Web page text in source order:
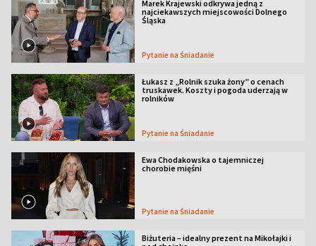
Marek Krajewski odkrywa jedną z
najciekawszych miejscowości Dolnego
Śląska
Pytanie na Śniadanie
Łukasz z „Rolnik szuka żony” o cenach
truskawek. Koszty i pogoda uderzają w
rolników
Pytanie na Śniadanie
Ewa Chodakowska o tajemniczej
chorobie mięśni
Pytanie na Śniadanie
Biżuteria – idealny prezent na Mikołajki i